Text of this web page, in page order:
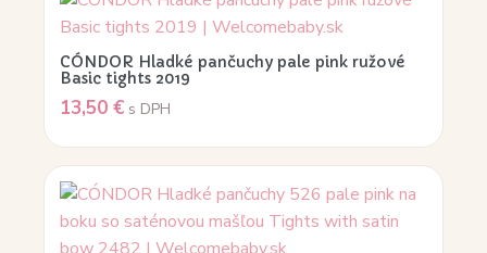
CÓNDOR Hladké pančuchy pale pink ružové
Basic tights 2019
13,50 € s DPH